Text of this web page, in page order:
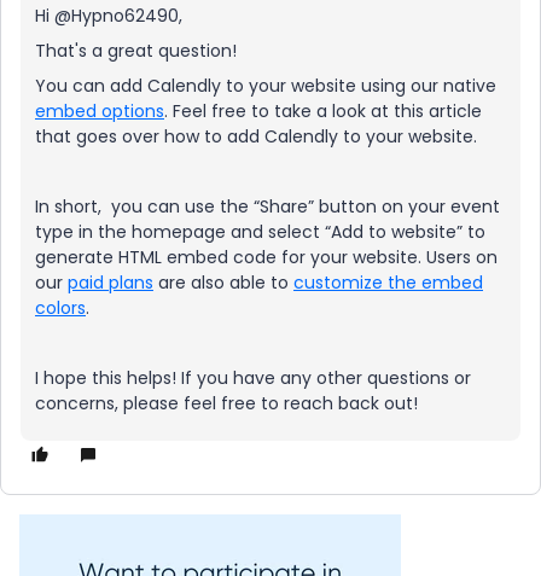
Hi @Hypno62490,
That's a great question!
You can add Calendly to your website using our native
embed options. Feel free to take a look at this article
that goes over how to add Calendly to your website.
In short, you can use the “Share” button on your event
type in the homepage and select “Add to website” to
generate HTML embed code for your website. Users on
our paid plans are also able to customize the embed
colors.
I hope this helps! If you have any other questions or
concerns, please feel free to reach back out!